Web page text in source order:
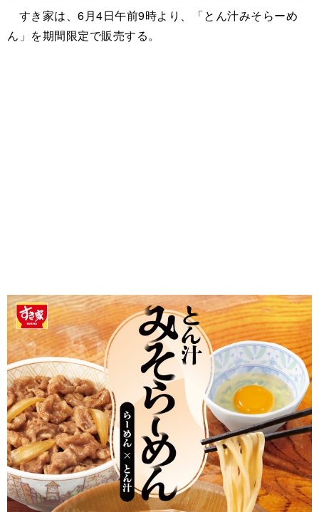
すき家は、6月4日午前9時より、「とん汁みそらーめ
ん」を期間限定で販売する。